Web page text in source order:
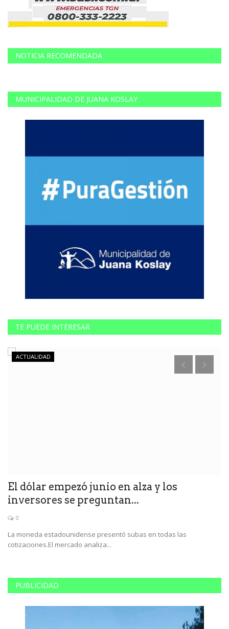
NOTICIA RECOMENDADA
MUNICIPALIDAD DE JUANA KOSLAY
TE PUEDE INTERESAR
ACTUALIDAD
El dólar empezó junio en alza y los
inversores se preguntan...
0
La moneda estadounidense presentó subas en todas las
cotizaciones.El mercado analiza...
PUBLICIDAD